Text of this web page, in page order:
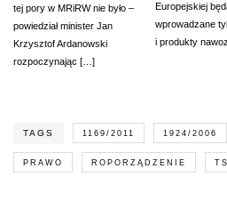
tej pory w MRiRW nie było –
powiedział minister Jan
Krzysztof Ardanowski
rozpoczynając […]
Europejskiej
wprowadzane
i produkty
TAGS 1169/2011 1924/2006
PRAWO ROPORZĄDZENIE